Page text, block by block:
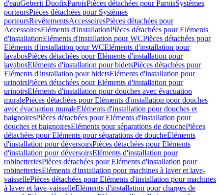
d'eauGeberit DuofixParoisPièces détachées pour ParoisSystèmes
porteursPièces détachées pour Systèmes
porteursRevêtementsAccessoiresPièces détachées pour
AccessoiresEléments d'installationPièces détachées pour Eléments
d'installationEléments d'installation pour WCPièces détachées pour
Eléments d'installation pour WCEléments d'installation pour
lavabosPièces détachées pour Eléments d'installation pour
lavabosEléments d'installation pour bidetsPièces détachées pour
Eléments d'installation pour bidetsEléments d'installation pour
urinoirsPièces détachées pour Eléments d'installation pour
urinoirsEléments d'installation pour douches avec évacuation
muralePièces détachées pour Eléments d'installation pour douches
avec évacuation muraleEléments d'installation pour douches et
baignoiresPièces détachées pour Eléments d'installation pour
douches et baignoiresEléments pour séparations de douchePièces
détachées pour Eléments pour séparations de doucheEléments
d'installation pour déversoirsPièces détachées pour Eléments
d'installation pour déversoirsEléments d'installation pour
robinetteriesPièces détachées pour Eléments d'installation pour
robinetteriesEléments d'installation pour machines à laver et lave-
vaissellePièces détachées pour Eléments d'installation pour machines
à laver et lave-vaisselleEléments d'installation pour charges de